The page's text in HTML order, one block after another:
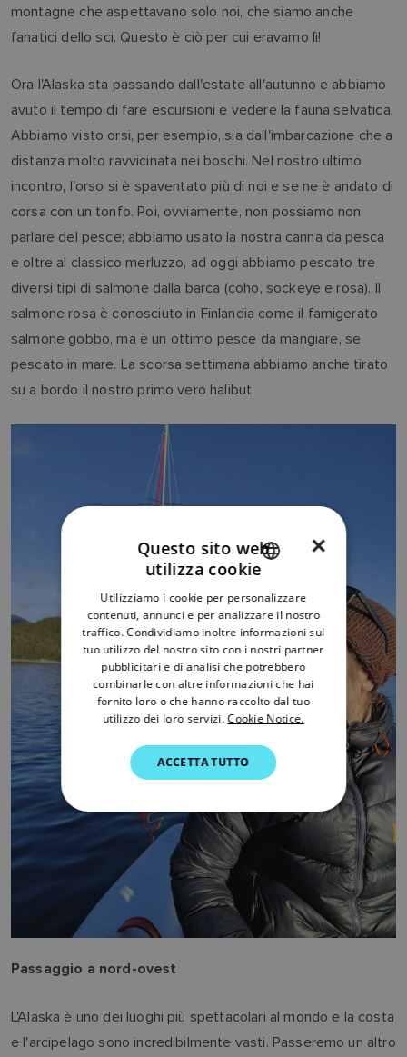
montagne che aspettavano solo noi, che siamo anche
fanatici dello sci. Questo è ciò per cui eravamo lì!
Ora l'Alaska sta passando dall'estate all'autunno e abbiamo
avuto il tempo di fare escursioni e vedere la fauna selvatica.
Abbiamo visto orsi, per esempio, sia dall'imbarcazione che a
distanza molto ravvicinata nei boschi. Nel nostro ultimo
incontro, l'orso si è spaventato più di noi e se ne è andato di
corsa con un tonfo. Poi, ovviamente, non possiamo non
parlare del pesce; abbiamo usato la nostra canna da pesca
e oltre al classico merluzzo, ad oggi abbiamo pescato tre
diversi tipi di salmone dalla barca (coho, sockeye e rosa). Il
salmone rosa è conosciuto in Finlandia come il famigerato
salmone gobbo, ma è un ottimo pesce da mangiare, se
pescato in mare. La scorsa settimana abbiamo anche tirato
su a bordo il nostro primo vero halibut.
Passaggio a nord-ovest
L'Alaska è uno dei luoghi più spettacolari al mondo e la costa
e l'arcipelago sono incredibilmente vasti. Passeremo un altro
ENGLISH
DANISH
ITALIAN
SWEDISH
DUTCH
NORWEGIAN
FINNISH
×
Questo sito web
utilizza cookie
Utilizziamo i cookie per personalizzare
contenuti, annunci e per analizzare il nostro
traffico. Condividiamo inoltre informazioni sul
tuo utilizzo del nostro sito con i nostri partner
pubblicitari e di analisi che potrebbero
combinarle con altre informazioni che hai
fornito loro o che hanno raccolto dal tuo
utilizzo dei loro servizi. Cookie Notice.
ACCETTA TUTTO